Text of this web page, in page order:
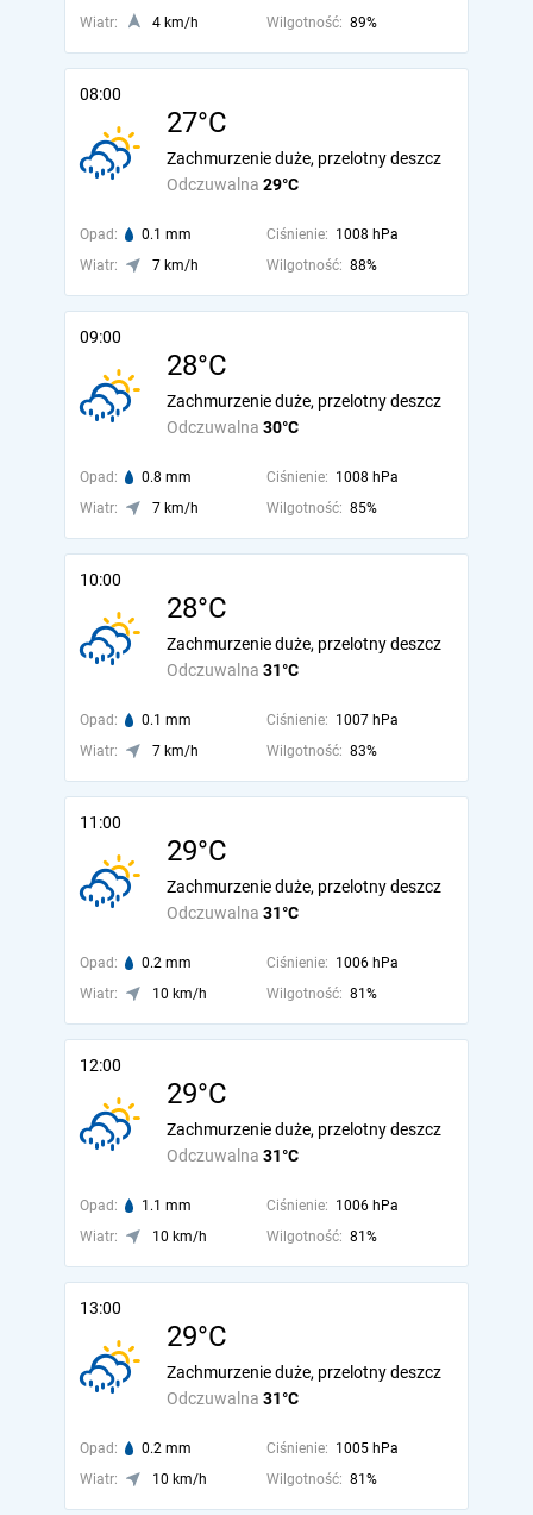
Wiatr: 4 km/h Wilgotność: 89%
08:00
27°C
Odczuwalna 29°C
Zachmurzenie duże, przelotny deszcz
Opad: 0.1 mm Ciśnienie: 1008 hPa
Wiatr:
7 km/h Wilgotność: 88%
09:00
28°C
Odczuwalna 30°C
Zachmurzenie duże, przelotny deszcz
Opad: 0.8 mm Ciśnienie: 1008 hPa
Wiatr:
7 km/h Wilgotność: 85%
10:00
28°C
Odczuwalna 31°C
Zachmurzenie duże, przelotny deszcz
Opad: 0.1 mm Ciśnienie: 1007 hPa
Wiatr:
7 km/h Wilgotność: 83%
11:00
29°C
Odczuwalna 31°C
Zachmurzenie duże, przelotny deszcz
Opad: 0.2 mm Ciśnienie: 1006 hPa
Wiatr:
10 km/h Wilgotność: 81%
12:00
29°C
Odczuwalna 31°C
Zachmurzenie duże, przelotny deszcz
Opad: 1.1 mm Ciśnienie: 1006 hPa
Wiatr:
10 km/h Wilgotność: 81%
13:00
29°C
Odczuwalna 31°C
Zachmurzenie duże, przelotny deszcz
Opad: 0.2 mm Ciśnienie: 1005 hPa
Wiatr:
10 km/h Wilgotność: 81%